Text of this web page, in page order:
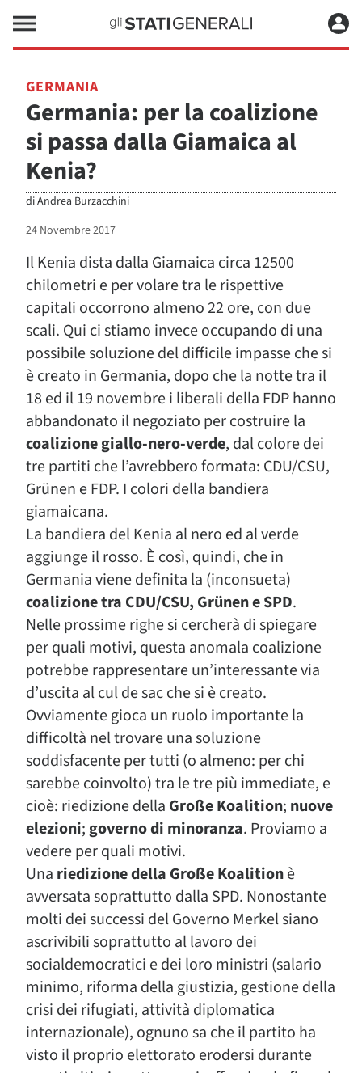
GERMANIA
Germania: per la coalizione
si passa dalla Giamaica al
Kenia?
diAndrea Burzacchini
24 Novembre 2017
Il Kenia dista dalla Giamaica circa 12500
chilometri e per volare tra le rispettive
capitali occorrono almeno 22 ore, con due
scali. Qui ci stiamo invece occupando di una
possibile soluzione del difficile impasse che si
è creato in Germania, dopo che la notte tra il
18 ed il 19 novembre i liberali della FDP hanno
abbandonato il negoziato per costruire la
coalizione giallo-nero-verde, dal colore dei
tre partiti che l’avrebbero formata: CDU/CSU,
Grünen e FDP. I colori della bandiera
giamaicana.
La bandiera del Kenia al nero ed al verde
aggiunge il rosso. È così, quindi, che in
Germania viene definita la (inconsueta)
coalizione tra CDU/CSU, Grünen e SPD.
Nelle prossime righe si cercherà di spiegare
per quali motivi, questa anomala coalizione
potrebbe rappresentare un’interessante via
d’uscita al cul de sac che si è creato.
Ovviamente gioca un ruolo importante la
difficoltà nel trovare una soluzione
soddisfacente per tutti (o almeno: per chi
sarebbe coinvolto) tra le tre più immediate, e
cioè: riedizione della Große Koalition; nuove
elezioni;governo di minoranza. Proviamo a
vedere per quali motivi.
Una riedizione della Große Koalitionè
avversata soprattutto dalla SPD. Nonostante
molti dei successi del Governo Merkel siano
ascrivibili soprattutto al lavoro dei
socialdemocratici e dei loro ministri (salario
minimo, riforma della giustizia, gestione della
crisi dei rifugiati, attività diplomatica
internazionale), ognuno sa che il partito ha
visto il proprio elettorato erodersi durante